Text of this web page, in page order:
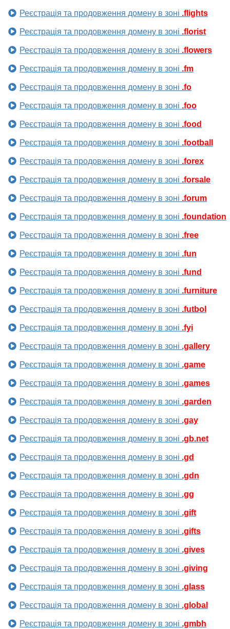
Реєстрація та продовження домену в зоні .flights
Реєстрація та продовження домену в зоні .florist
Реєстрація та продовження домену в зоні .flowers
Реєстрація та продовження домену в зоні .fm
Реєстрація та продовження домену в зоні .fo
Реєстрація та продовження домену в зоні .foo
Реєстрація та продовження домену в зоні .food
Реєстрація та продовження домену в зоні .football
Реєстрація та продовження домену в зоні .forex
Реєстрація та продовження домену в зоні .forsale
Реєстрація та продовження домену в зоні .forum
Реєстрація та продовження домену в зоні .foundation
Реєстрація та продовження домену в зоні .free
Реєстрація та продовження домену в зоні .fun
Реєстрація та продовження домену в зоні .fund
Реєстрація та продовження домену в зоні .furniture
Реєстрація та продовження домену в зоні .futbol
Реєстрація та продовження домену в зоні .fyi
Реєстрація та продовження домену в зоні .gallery
Реєстрація та продовження домену в зоні .game
Реєстрація та продовження домену в зоні .games
Реєстрація та продовження домену в зоні .garden
Реєстрація та продовження домену в зоні .gay
Реєстрація та продовження домену в зоні .gb.net
Реєстрація та продовження домену в зоні .gd
Реєстрація та продовження домену в зоні .gdn
Реєстрація та продовження домену в зоні .gg
Реєстрація та продовження домену в зоні .gift
Реєстрація та продовження домену в зоні .gifts
Реєстрація та продовження домену в зоні .gives
Реєстрація та продовження домену в зоні .giving
Реєстрація та продовження домену в зоні .glass
Реєстрація та продовження домену в зоні .global
Реєстрація та продовження домену в зоні .gmbh